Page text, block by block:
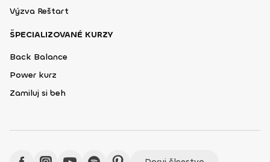
Výzva Reštart
ŠPECIALIZOVANÉ KURZY
Back Balance
Power kurz
Zamiluj si beh